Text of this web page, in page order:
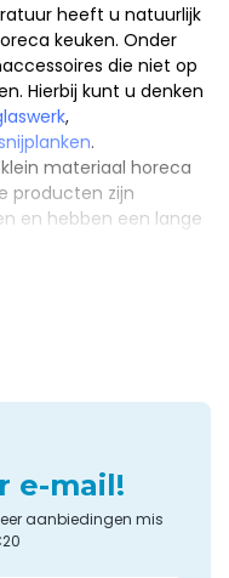
heeft u natuurlijk
keuken. Onder
die niet op
Hierbij kunt u denken
,
.
materiaal horeca
producten zijn
en hebben een lange
in de keuken.
A-merken. Zo vindt
Verder kunt u bij
glazen,
zijn bedoeld voor
aan het
e-mail!
aanbiedingen mis